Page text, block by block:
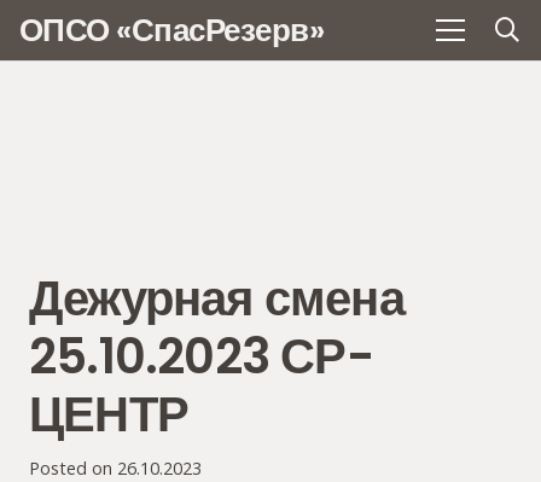
ОПСО «СпасРезерв»
Дежурная смена
25.10.2023 СР-
ЦЕНТР
Posted on 26.10.2023